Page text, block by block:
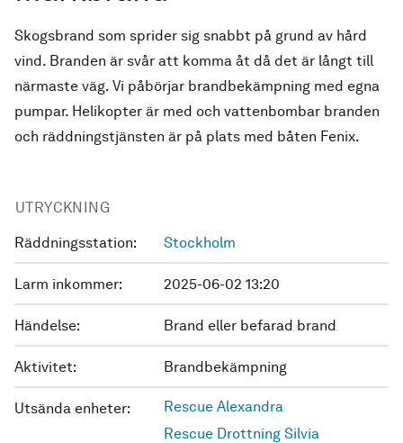
Skogsbrand som sprider sig snabbt på grund av hård
vind. Branden är svår att komma åt då det är långt till
närmaste väg. Vi påbörjar brandbekämpning med egna
pumpar. Helikopter är med och vattenbombar branden
och räddningstjänsten är på plats med båten Fenix.
UTRYCKNING
Räddningsstation: Stockholm
Larm inkommer: 2025-06-02 13:20
Händelse: Brand eller befarad brand
Aktivitet: Brandbekämpning
Utsända enheter:
Rescue Alexandra
Rescue Drottning Silvia